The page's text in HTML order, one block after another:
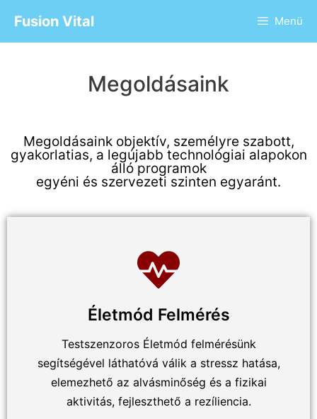
Fusion Vital Menü
Megoldásaink
Megoldásaink objektív, személyre szabott,
gyakorlatias, a legújabb technológiai alapokon
álló programok
egyéni és szervezeti szinten egyaránt.
Életmód Felmérés
Testszenzoros Életmód felmérésünk
segítségével láthatóvá válik a stressz hatása,
elemezhető az alvásminőség és a fizikai
aktivitás, fejleszthető a rezíliencia.